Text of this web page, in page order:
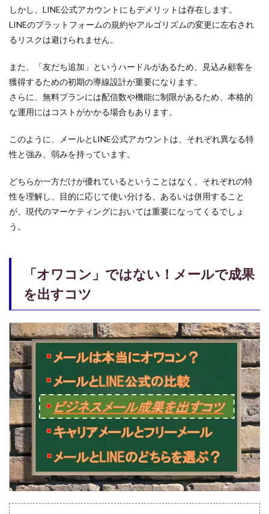
しかし、LINE公式アカウントにもデメリットは存在します。
LINEのプラットフォームの規約やアルゴリズムの変更に左右され
るリスクは避けられません。
また、「友だち追加」というハードルがあるため、見込み顧客を
獲得するための初期の導線設計が重要になります。
さらに、無料プランには配信数や機能に制限があるため、本格的
な運用にはコストがかかる場合もあります。
このように、メールとLINE公式アカウントは、それぞれ異なる特
性と強み、弱みを持っています。
どちらか一方だけが優れているということはなく、それぞれの特
性を理解し、目的に応じて使い分ける、あるいは併用すること
が、現代のマーケティングにおいては重要になってくるでしょ
う。
「オワコン」ではない！メールで成果
を出すコツ